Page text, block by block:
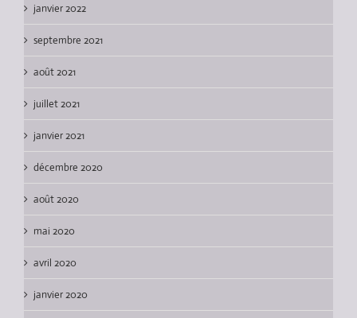
janvier 2022
septembre 2021
août 2021
juillet 2021
janvier 2021
décembre 2020
août 2020
mai 2020
avril 2020
janvier 2020